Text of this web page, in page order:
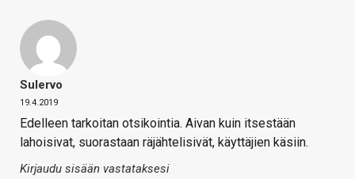
Sulervo
19.4.2019
Edelleen tarkoitan otsikointia. Aivan kuin itsestään
lahoisivat, suorastaan räjähtelisivät, käyttäjien käsiin.
Kirjaudu sisään vastataksesi